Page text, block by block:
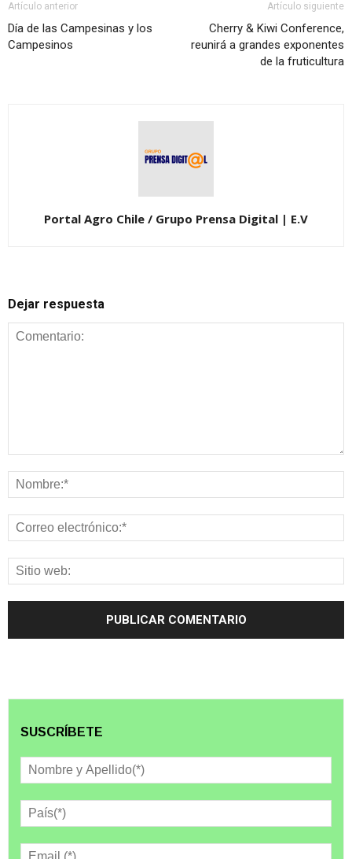
Artículo anterior
Día de las Campesinas y los
Campesinos
Artículo siguiente
Cherry & Kiwi Conference,
reunirá a grandes exponentes
de la fruticultura
Portal Agro Chile / Grupo Prensa Digital | E.V
Dejar respuesta
SUSCRÍBETE